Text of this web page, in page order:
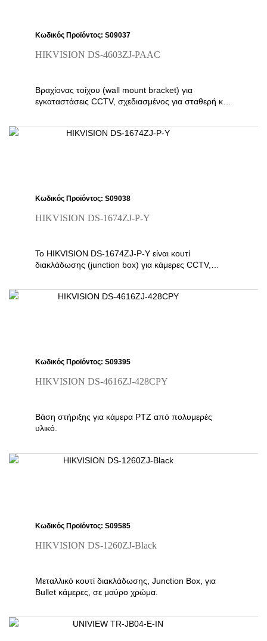
Κωδικός Προϊόντος: S09037
HIKVISION DS-4603ZJ-PAAC
Βραχίονας τοίχου (wall mount bracket) για
εγκαταστάσεις CCTV, σχεδιασμένος για σταθερή και
επαγγελματικό αξεσουάρ στήριξης της HIKVISION,
με στιβαρή κατασκευή από κράμα αλουμινίου και
Κωδικός Προϊόντος: S09038
HIKVISION DS-1674ZJ-P-Y
Το HIKVISION DS-1674ZJ-P-Y είναι κουτί
διακλάδωσης (junction box) για κάμερες CCTV,
διέλευση/απόκρυψη καλωδίων. Διαθέτει έξοδο
καλωδίων και είναι κατάλληλο για εσωτερική και
Κωδικός Προϊόντος: S09395
HIKVISION DS-4616ZJ-428CPY
Βάση στήριξης για κάμερα PTZ από πολυμερές
υλικό.
Κωδικός Προϊόντος: S09585
HIKVISION DS-1260ZJ-Black
Μεταλλικό κουτί διακλάδωσης, Junction Box, για
Bullet κάμερες, σε μαύρο χρώμα.